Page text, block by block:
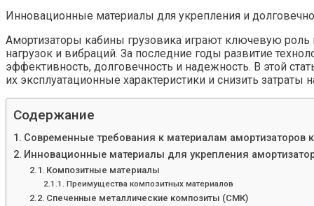
Инновационные материалы для укрепления и
Амортизаторы кабины грузовика играют ключевую роль
нагрузок и вибраций. За последние годы развитие
эффективность, долговечность и надежность. В этой
их эксплуатационные характеристики и снизить
Содержание
Современные требования к материалам амортизаторов
Инновационные материалы для укрепления
Композитные материалы
Преимущества композитных материалов
Спеченные металлические композиты (СМК)